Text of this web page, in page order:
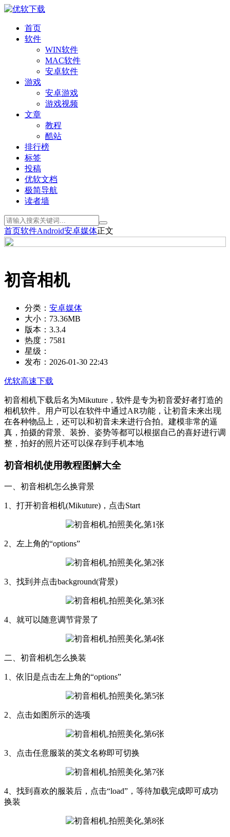
首页
软件
WIN软件
MAC软件
安卓软件
游戏
安卓游戏
游戏视频
文章
教程
酷站
排行榜
标签
投稿
优软文档
极简导航
读者墙
首页软件Android安卓媒体正文
初音相机
分类： 安卓媒体
大小： 73.36MB
版本： 3.3.4
热度： 7581
星级：
发布： 2026-01-30 22:43
优软高速下载
初音相机下载后名为Mikuture，软件是专为初音爱好者打造的
相机软件。用户可以在软件中通过AR功能，让初音未来出现
在各种物品上，还可以和初音未来进行合拍。建模非常的逼
真，拍摄的背景、装扮、姿势等都可以根据自己的喜好进行调
整，拍好的照片还可以保存到手机本地
初音相机使用教程图解大全
一、初音相机怎么换背景
1、打开初音相机(Mikuture)，点击Start
2、左上角的“options”
3、找到并点击background(背景)
4、就可以随意调节背景了
二、初音相机怎么换装
1、依旧是点击左上角的“options”
2、点击如图所示的选项
3、点击任意服装的英文名称即可切换
4、找到喜欢的服装后，点击“load”，等待加载完成即可成功
换装